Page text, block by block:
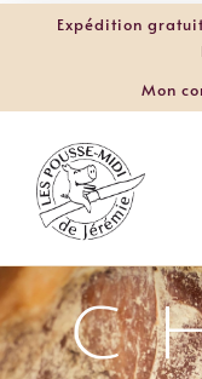
Expédition
Mon
LES